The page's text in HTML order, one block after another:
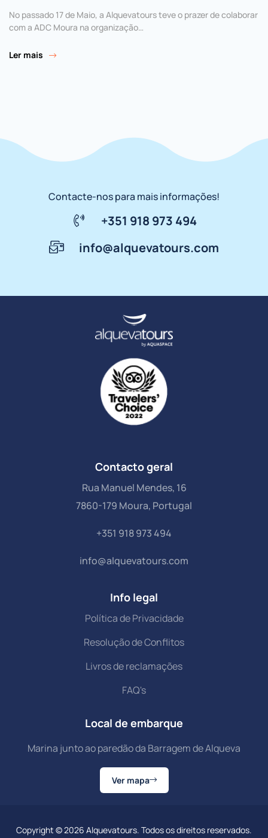
No passado 17 de Maio, a Alquevatours teve o prazer de colaborar
com a ADC Moura na organização…
Ler mais
Contacte-nos para mais informações!
+351 918 973 494
info@alquevatours.com
Contacto geral
Rua Manuel Mendes, 16
7860-179 Moura, Portugal
+351 918 973 494
info@alquevatours.com
Info legal
Política de Privacidade
Resolução de Conflitos
Livros de reclamações
FAQ's
Local de embarque
Marina junto ao paredão da Barragem de Alqueva
Ver mapa
Copyright © 2026 Alquevatours. Todos os direitos reservados.